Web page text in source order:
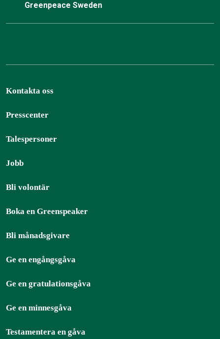
Greenpeace Sweden
Kontakta oss
Presscenter
Talespersoner
Jobb
Bli volontär
Boka en Greenspeaker
Bli månadsgivare
Ge en engångsgåva
Ge en gratulationsgåva
Ge en minnesgåva
Testamentera en gåva